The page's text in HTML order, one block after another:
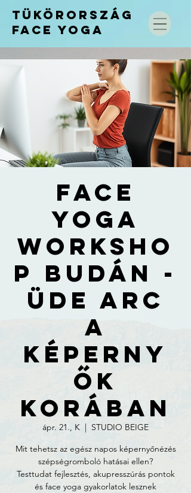
TÜKÖRORSZÁG
FACEYOGA
Face
Yoga
Worksho
p Budán -
Üde arc
a
képerny
ők
korában
ápr. 21., K
  |
STUDIO BEIGE
Mit tehetsz az egész napos képernyőnézés
szépségromboló hatásai ellen?
Testtudat fejlesztés, akupresszúrás pontok
és face yoga gyakorlatok lesznek